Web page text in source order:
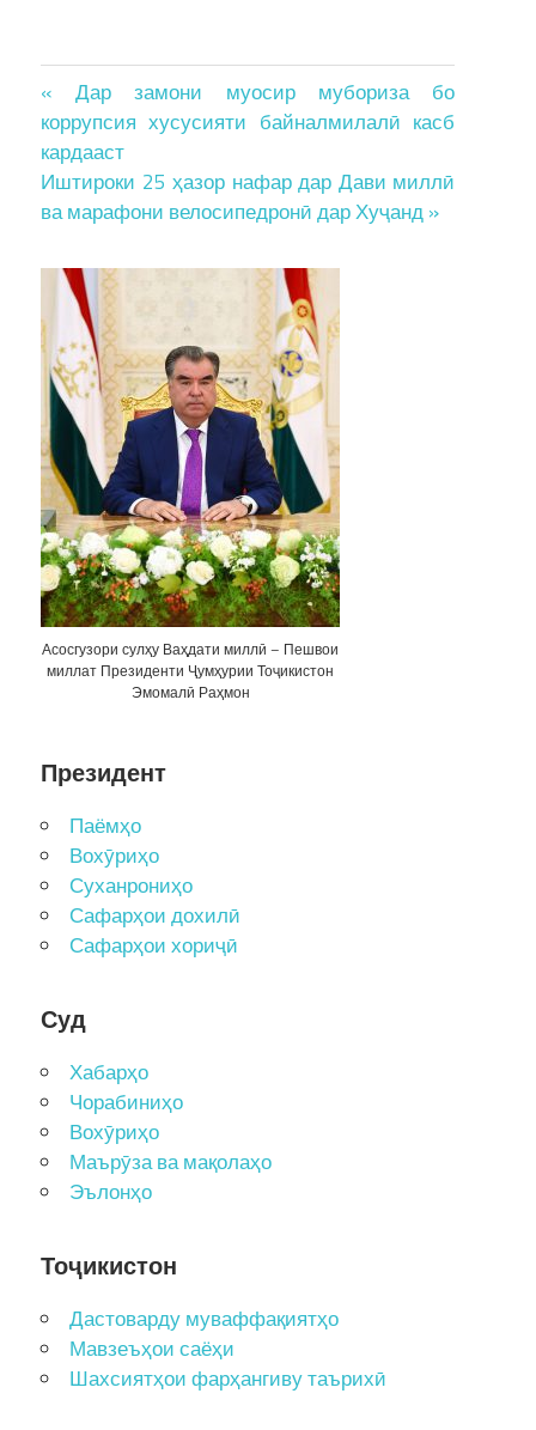
Post
navigation
« Дар замони муосир мубориза бо
коррупсия хусусияти байналмилалӣ касб
кардааст
Иштироки 25 ҳазор нафар дар Дави миллӣ
ва марафони велосипедронӣ дар Хуҷанд »
Асосгузори сулҳу Ваҳдати миллӣ – Пешвои
миллат Президенти Ҷумҳурии Тоҷикистон
Эмомалӣ Раҳмон
Президент
Паёмҳо
Вохӯриҳо
Суханрониҳо
Сафарҳои дохилӣ
Сафарҳои хориҷӣ
Суд
Хабарҳо
Чорабиниҳо
Вохӯриҳо
Маърӯза ва мақолаҳо
Эълонҳо
Тоҷикистон
Дастоварду муваффақиятҳо
Мавзеъҳои саёҳи
Шахсиятҳои фарҳангиву таърихӣ